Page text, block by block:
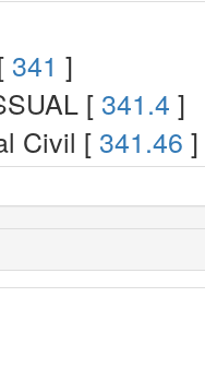
341 ]
[ 341.4 ]
Civil [ 341.46 ]